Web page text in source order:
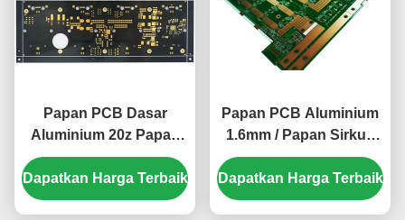
Papan PCB Dasar
Aluminium 20z Papan
Kontrol Industri ENIG
1.6mm
Dapatkan Harga Terbaik
Papan PCB Aluminium
1.6mm / Papan Sirkuit
20z ENIG Ringan
Dapatkan Harga Terbaik